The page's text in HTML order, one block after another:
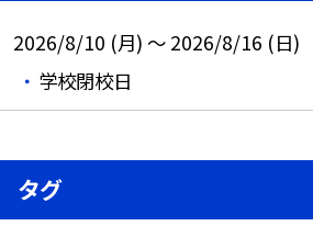
2026/8/10 (月) ～ 2026/8/16 (日)
学校閉校日
タグ